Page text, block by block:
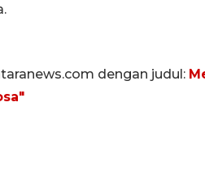
dengan judul: